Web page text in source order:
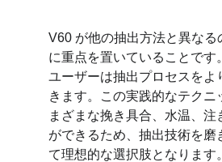
V60 が他の抽出方法と異なる
に重点を置いていることです
ユーザーは抽出プロセスをよ
きます。この実践的なテクニ
まざまな挽き具合、水温、注
ができるため、抽出技術を磨
て理想的な選択肢となります